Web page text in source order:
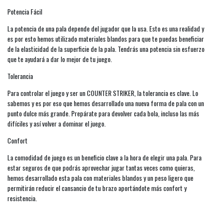
Potencia Fácil
La potencia de una pala depende del jugador que la usa. Esto es una realidad y
es por esto hemos utilizado materiales blandos para que te puedas beneficiar
de la elasticidad de la superficie de la pala. Tendrás una potencia sin esfuerzo
que te ayudará a dar lo mejor de tu juego.
Tolerancia
Para controlar el juego y ser un COUNTER STRIKER, la tolerancia es clave. Lo
sabemos y es por eso que hemos desarrollado una nueva forma de pala con un
punto dulce más grande. Prepárate para devolver cada bola, incluso las más
difíciles y así volver a dominar el juego.
Confort
La comodidad de juego es un beneficio clave a la hora de elegir una pala. Para
estar seguros de que podrás aprovechar jugar tantas veces como quieras,
hemos desarrollado esta pala con materiales blandos y un peso ligero que
permitirán reducir el cansancio de tu brazo aportándote más confort y
resistencia.